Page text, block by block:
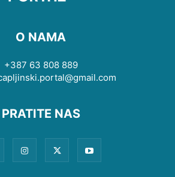
O NAMA
+387 63 808 889
PRATITE NAS